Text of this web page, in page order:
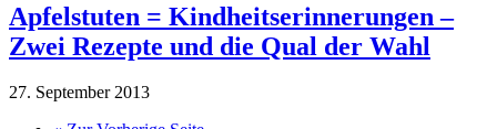
Apfelstuten = Kindheitserinnerungen –
Zwei Rezepte und die Qual der Wahl
27. September 2013